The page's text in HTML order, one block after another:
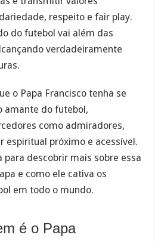
respeito e fair play.
do futebol vai além das
verdadeiramente
o Papa Francisco tenha se
amante do futebol,
como admiradores,
espiritual próximo e acessível.
para descobrir mais sobre essa
e como ele cativa os
em todo o mundo.
é o Papa